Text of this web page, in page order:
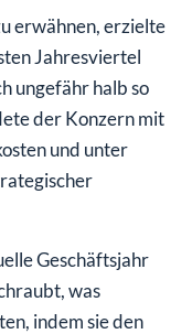
erwähnen, erzielte
Jahresviertel
ungefähr halb so
der Konzern mit
und unter
Geschäftsjahr
was
indem sie den